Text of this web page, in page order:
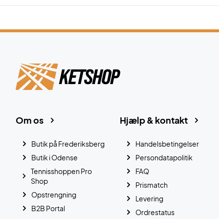
Hjælp & kontakt
Handelsbetingelser
Persondatapolitik
FAQ
Prismatch
Levering
Ordrestatus
Om os
Butik på Frederiksberg
Butik i Odense
Tennisshoppen Pro
Shop
Opstrengning
B2B Portal